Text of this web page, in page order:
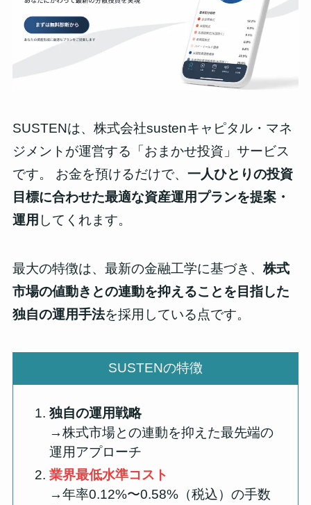
SUSTENは、株式会社sustenキャピタル・マネ
ジメントが運営する「おまかせ投資」サービス
です。 お金を預けるだけで、 一人ひとりの投資
目標に合わせた最適な資産運用プランを提案・
運用 してくれます。
最大の特徴は、最新の金融工学に基づき、株式
市場の値動きとの連動を抑えることを目指した
独自の運用手法を採用している点です。
SUSTENの特徴
独自の運用戦略
→株式市場との連動を抑えた最先端の
運用アプローチ
業界最低水準コスト
→年率0.12%〜0.58%（税込）の手数